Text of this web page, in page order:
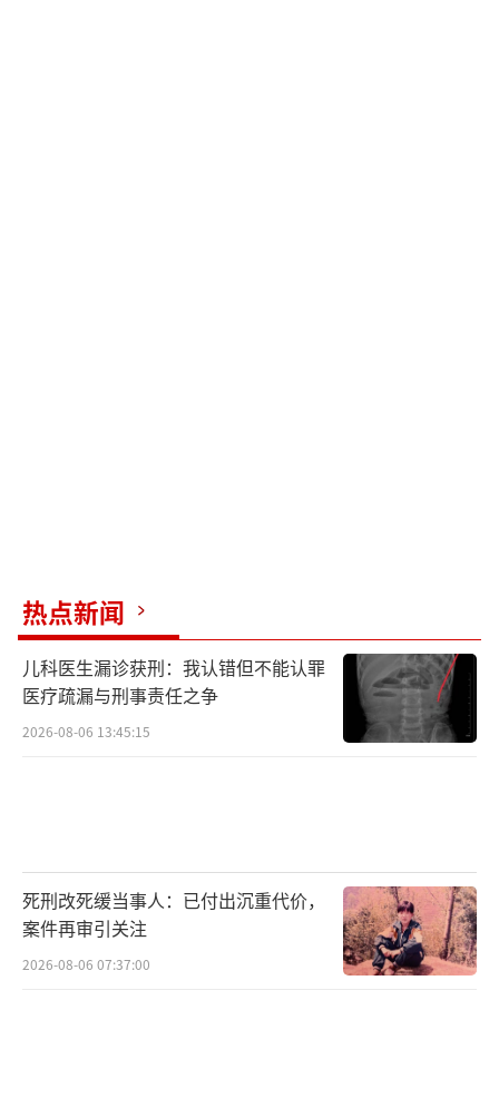
热点新闻
儿科医生漏诊获刑：我认错但不能认罪
医疗疏漏与刑事责任之争
2026-08-06 13:45:15
死刑改死缓当事人：已付出沉重代价，
案件再审引关注
2026-08-06 07:37:00